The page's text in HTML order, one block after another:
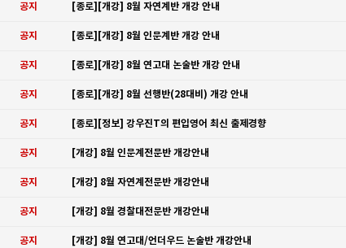
공지 [종로][개강] 8월 자연계반 개강 안내
공지 [종로][개강] 8월 인문계반 개강 안내
공지 [종로][개강] 8월 연고대 논술반 개강 안내
공지 [종로][개강] 8월 선행반(28대비) 개강 안내
공지 [종로][정보] 강우진T의 편입영어 최신 출제경향
공지 [개강] 8월 인문계전문반 개강안내
공지 [개강] 8월 자연계전문반 개강안내
공지 [개강] 8월 경찰대전문반 개강안내
공지 [개강] 8월 연고대/언더우드 논술반 개강안내